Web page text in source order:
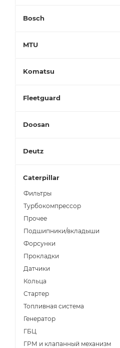
Bosch
MTU
Komatsu
Fleetguard
Doosan
Deutz
Caterpillar
Фильтры
Турбокомпрессор
Прочее
Подшипники/вкладыши
Форсунки
Прокладки
Датчики
Кольца
Стартер
Топливная система
Генератор
ГБЦ
ГРМ и клапанный механизм